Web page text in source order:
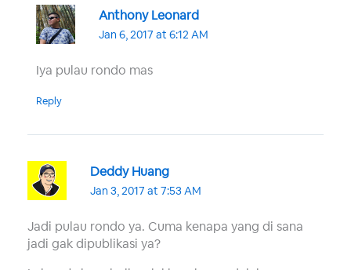
Anthony Leonard
Jan 6, 2017 at 6:12 AM
Iya pulau rondo mas
Reply
Deddy Huang
Jan 3, 2017 at 7:53 AM
Jadi pulau rondo ya. Cuma kenapa yang di sana
jadi gak dipublikasi ya?